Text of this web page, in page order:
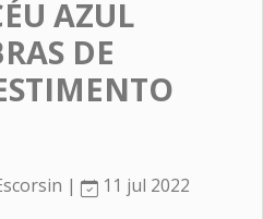
AZUL
DE
| 11 jul 2022